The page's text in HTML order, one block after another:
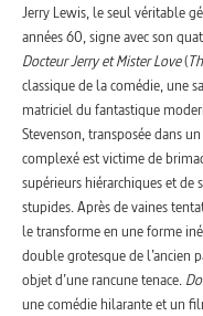
Jerry Lewis, le seul véritable
années 60, signe avec son
Docteur Jerry et Mister Love(
classique de la comédie, une
matriciel du fantastique
Stevenson, transposée dans
complexé est victime de
supérieurs hiérarchiques et de
stupides. Après de vaines
le transforme en une forme
double grotesque de l’ancien
objet d’une rancune tenace.
une comédie hilarante et un